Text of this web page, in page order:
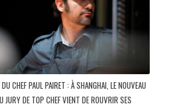
CHEF PAUL PAIRET : À SHANGHAI, LE NOUVEAU
JURY DE TOP CHEF VIENT DE ROUVRIR SES